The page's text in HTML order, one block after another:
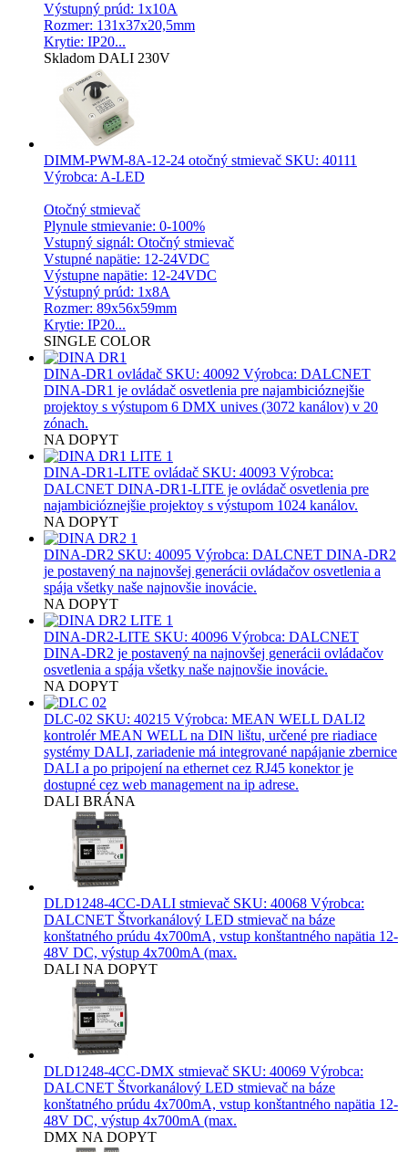
Výstupný prúd: 1x10A
Rozmer: 131x37x20,5mm
Krytie: IP20...
Skladom DALI 230V
DIMM-PWM-8A-12-24 otočný stmievač SKU: 40111
Výrobca: A-LED
Otočný stmievač
Plynule stmievanie: 0-100%
Vstupný signál: Otočný stmievač
Vstupné napätie: 12-24VDC
Výstupne napätie: 12-24VDC
Výstupný prúd: 1x8A
Rozmer: 89x56x59mm
Krytie: IP20...
SINGLE COLOR
DINA-DR1 ovládač SKU: 40092 Výrobca: DALCNET
DINA-DR1 je ovládač osvetlenia pre najambicióznejšie
projektoy s výstupom 6 DMX unives (3072 kanálov) v 20
zónach.
NA DOPYT
DINA-DR1-LITE ovládač SKU: 40093 Výrobca:
DALCNET DINA-DR1-LITE je ovládač osvetlenia pre
najambicióznejšie projektoy s výstupom 1024 kanálov.
NA DOPYT
DINA-DR2 SKU: 40095 Výrobca: DALCNET DINA-DR2
je postavený na najnovšej generácii ovládačov osvetlenia a
spája všetky naše najnovšie inovácie.
NA DOPYT
DINA-DR2-LITE SKU: 40096 Výrobca: DALCNET
DINA-DR2 je postavený na najnovšej generácii ovládačov
osvetlenia a spája všetky naše najnovšie inovácie.
NA DOPYT
DLC-02 SKU: 40215 Výrobca: MEAN WELL DALI2
kontrolér MEAN WELL na DIN lištu, určené pre riadiace
systémy DALI, zariadenie má integrované napájanie zbernice
DALI a po pripojení na ethernet cez RJ45 konektor je
dostupné cez web management na ip adrese.
DALI BRÁNA
DLD1248-4CC-DALI stmievač SKU: 40068 Výrobca:
DALCNET Štvorkanálový LED stmievač na báze
konštatného prúdu 4x700mA, vstup konštantného napätia 12-
48V DC, výstup 4x700mA (max.
DALI NA DOPYT
DLD1248-4CC-DMX stmievač SKU: 40069 Výrobca:
DALCNET Štvorkanálový LED stmievač na báze
konštatného prúdu 4x700mA, vstup konštantného napätia 12-
48V DC, výstup 4x700mA (max.
DMX NA DOPYT